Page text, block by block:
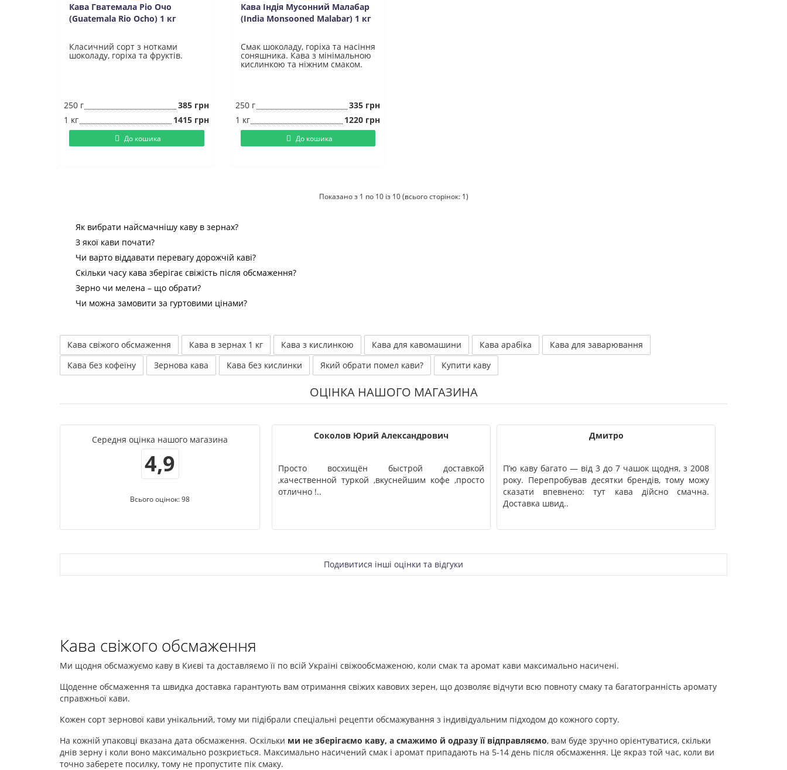
Кава Гватемала Ріо Очо
(Guatemala Rio Ocho) 1 кг
Класичний сорт з нотками
шоколаду, горіха та фруктів.
250 г
385 грн
1 кг
1415 грн
До кошика
Кава Індія Мусонний Малабар
(India Monsooned Malabar) 1 кг
Смак шоколаду, горіха та насіння
соняшника. Кава з мінімальною
кислинкою та ніжним смаком.
250 г
335 грн
1 кг
1220 грн
До кошика
Показано з 1 по 10 із 10 (всього сторінок: 1)
Як вибрати найсмачнішу каву в зернах?
З якої кави почати?
Чи варто віддавати перевагу дорожчій каві?
Скільки часу кава зберігає свіжість після обсмаження?
Зерно чи мелена – що обрати?
Чи можна замовити за гуртовими цінами?
Кава свіжого обсмаження Кава в зернах 1 кг Кава з кислинкою Кава для кавомашини Кава арабіка
Кава для заварювання
Кава без кофеїну
Зернова кава Кава без кислинки Який обрати помел кави? Купити каву
ОЦІНКА НАШОГО МАГАЗИНА
Середня оцінка нашого магазина
4,9
Всього оцінок: 98
Соколов Юрий Александрович
Просто восхищён быстрой доставкой
,качественной туркой ,вкуснейшим кофе ,просто
отлично !..
Дмитро
П’ю каву багато — від 3 до 7 чашок щодня, з 2008
року. Перепробував десятки брендів, тому можу
сказати впевнено: тут кава дійсно смачна.
Доставка швид..
Подивитися інші оцінки та відгуки
Кава свіжого обсмаження
Ми щодня обсмажуємо каву в Києві та доставляємо її по всій Україні свіжообсмаженою, коли смак та аромат кави максимально насичені.
Щоденне обсмаження та швидка доставка гарантують вам отримання свіжих кавових зерен, що дозволяє відчути всю повноту смаку та багатогранність аромату
справжньої кави.
Кожен сорт зернової кави унікальний, тому ми підібрали спеціальні рецепти обсмажування з індивідуальним підходом до кожного сорту.
На кожній упаковці вказана дата обсмаження. Оскільки ми не зберігаємо каву, а смажимо й одразу її відправляємо, вам буде зручно орієнтуватися, скільки
днів зерну і коли воно максимально розкриється. Максимально насичений смак і аромат припадають на 5-14 день після обсмаження. Це якраз той час, коли ви
точно заберете посилку, тому не пропустите пік смаку.